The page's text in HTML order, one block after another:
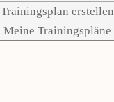
Trainingsplan erstellen
Meine Trainingspläne